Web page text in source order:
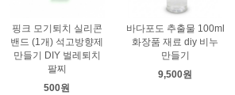
핑크 모기퇴치 실리콘
밴드 (1개) 석고방향제
만들기 DIY 벌레퇴치
팔찌
500원
바다포도 추출물 100ml
화장품 재료 diy 비누
만들기
9,500원